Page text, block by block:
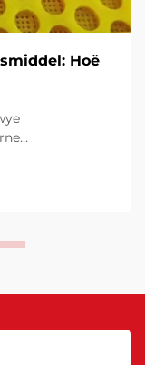
Hoë
die